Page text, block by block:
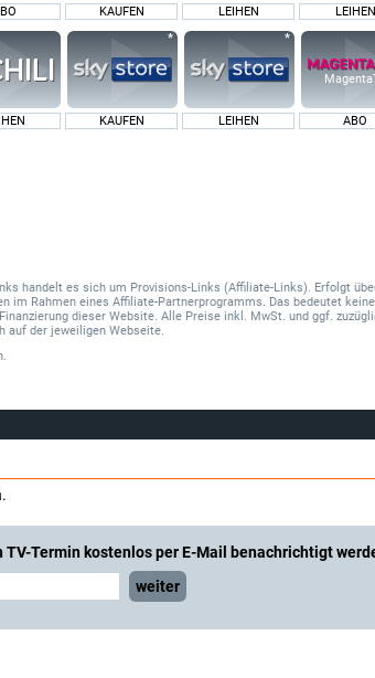
KAUFEN LEIHEN LEIHEN
KAUFEN LEIHEN ABO
handelt es sich um Provisions-Links (Affiliate-Links). Erfolgt
im Rahmen eines Affiliate-Partnerprogramms. Das bedeutet keine
dieser Website. Alle Preise inkl. MwSt. und ggf.
auf der jeweiligen Webseite.
TV-Termin kostenlos per E-Mail benachrichtigt
weiter